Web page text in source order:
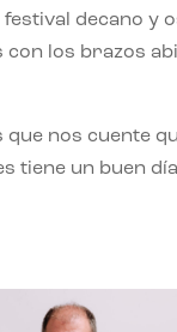
decano y
con los brazos
que nos cuente
tiene un buen